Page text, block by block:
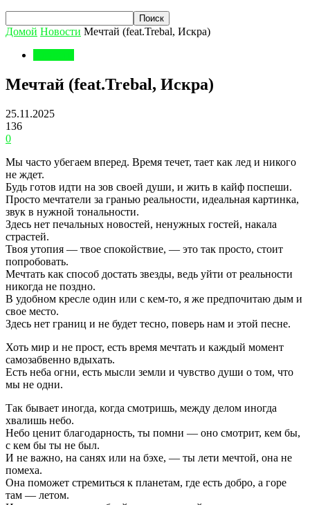
Домой Новости Мечтай (feat.Trebal, Искра)
Мечтай (feat.Trebal, Искра)
25.11.2025
136
0
Мы часто убегаем вперед. Время течет, тает как лед и никого
не ждет.
Будь готов идти на зов своей души, и жить в кайф поспеши.
Просто мечтатели за гранью реальности, идеальная картинка,
звук в нужной тональности.
Здесь нет печальных новостей, ненужных гостей, накала
страстей.
Твоя утопия — твое спокойствие, — это так просто, стоит
попробовать.
Мечтать как способ достать звезды, ведь уйти от реальности
никогда не поздно.
В удобном кресле один или с кем-то, я же предпочитаю дым и
свое место.
Здесь нет границ и не будет тесно, поверь нам и этой песне.
Хоть мир и не прост, есть время мечтать и каждый момент
самозабвенно вдыхать.
Есть неба огни, есть мысли земли и чувство души о том, что
мы не одни.
Так бывает иногда, когда смотришь, между делом иногда
хвалишь небо.
Небо ценит благодарность, ты помни — оно смотрит, кем бы,
с кем бы ты не был.
И не важно, на санях или на бэхе, — ты лети мечтой, она не
помеха.
Она поможет стремиться к планетам, где есть добро, а горе
там — летом.